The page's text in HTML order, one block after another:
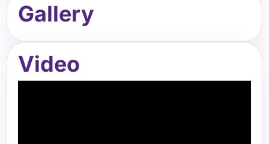
Gallery
Video